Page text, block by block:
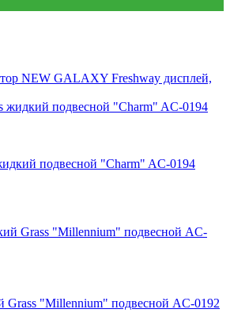
NEW GALAXY Freshway дисплей,
подвесной "Charm" AC-0194
Grass "Millennium" подвесной AC-0192